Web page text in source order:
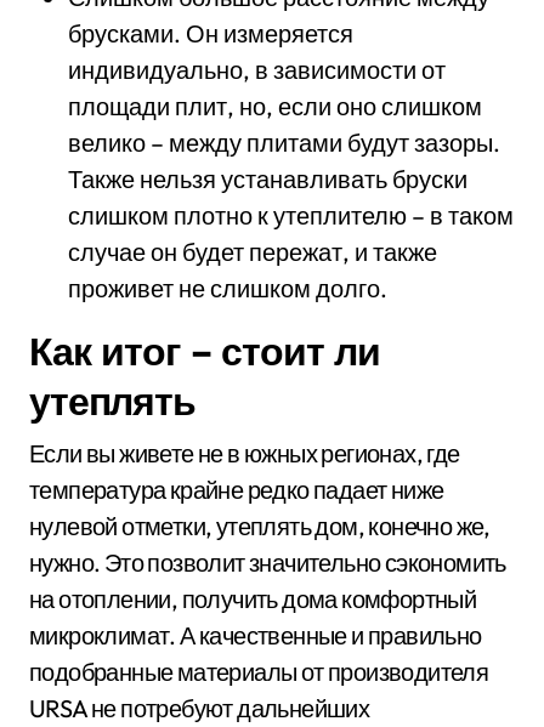
брусками. Он измеряется
индивидуально, в зависимости от
площади плит, но, если оно слишком
велико – между плитами будут зазоры.
Также нельзя устанавливать бруски
слишком плотно к утеплителю – в таком
случае он будет пережат, и также
проживет не слишком долго.
Как итог – стоит ли
утеплять
Если вы живете не в южных регионах, где
температура крайне редко падает ниже
нулевой отметки, утеплять дом, конечно же,
нужно. Это позволит значительно сэкономить
на отоплении, получить дома комфортный
микроклимат. А качественные и правильно
подобранные материалы от производителя
URSA не потребуют дальнейших